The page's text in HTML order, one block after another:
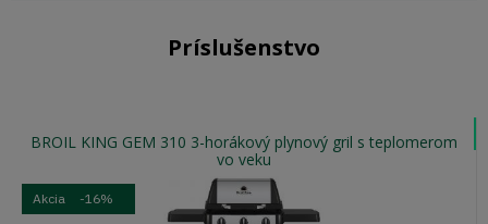
Príslušenstvo
BROIL KING GEM 310 3-horákový plynový gril s teplomerom
vo veku
Akcia -16%